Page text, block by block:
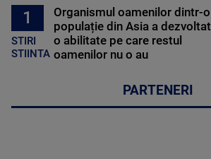
1
STIRI
STIINTA
Organismul oamenilor dintr-o
populație din Asia a dezvoltat
o abilitate pe care restul
oamenilor nu o au
PARTENERI